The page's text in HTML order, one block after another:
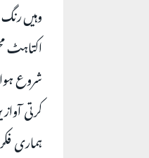
وہیں
اکتاہٹ
شروع
کرتی
ہماری